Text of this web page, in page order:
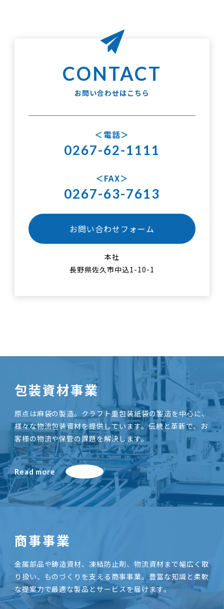
お問い合わせはこちら
電話
0267-62-1111
FAX
0267-63-7613
お問い合わせフォーム
本社
長野県佐久市中込1-10-1
包装資材事業
原点は麻袋の製造。クラフト重包装紙袋の製造を中心に、
様々な物流包装資材を提供しています。伝統と革新で、お
客様の物流や保管の課題を解決します。
Read more
商事事業
金属部品や鋳造資材、凍結防止剤、物流資材まで幅広く取
り扱い、ものづくりを支える商事事業。豊富な知識と柔軟
な提案力で最適な製品とサービスを届けます。